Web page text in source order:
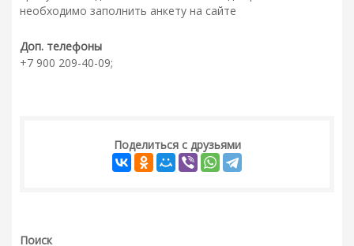
необходимо заполнить анкету на сайте
Доп. телефоны
+7 900 209-40-09;
Поделиться с друзьями
Поиск